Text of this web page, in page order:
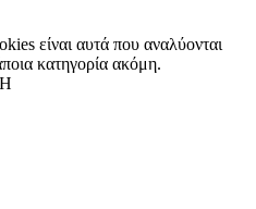
είναι αυτά που αναλύονται
κατηγορία ακόμη.